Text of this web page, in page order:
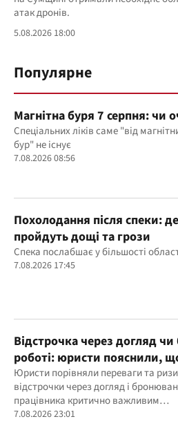
атак дронів.
5.08.2026 18:00
Популярне
Магнітна буря 7 серпня: чи
Спеціальних ліків саме "від
бур" не існує
7.08.2026 08:56
Похолодання після спеки:
пройдуть дощі та грози
Спека послабшає у більшості
7.08.2026 17:45
Відстрочка через догляд
роботі: юристи пояснили,
Юристи порівняли переваги та
відстрочки через догляд і
працівника критично важливим
підприємством
7.08.2026 23:01